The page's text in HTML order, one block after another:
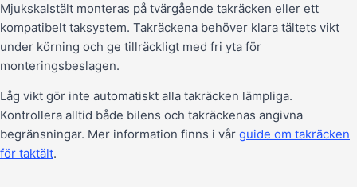
Mjukskalstält monteras på tvärgående takräcken eller ett
kompatibelt taksystem. Takräckena behöver klara tältets vikt
under körning och ge tillräckligt med fri yta för
monteringsbeslagen.
Låg vikt gör inte automatiskt alla takräcken lämpliga.
Kontrollera alltid både bilens och takräckenas angivna
begränsningar. Mer information finns i vår guide om takräcken
för taktält.